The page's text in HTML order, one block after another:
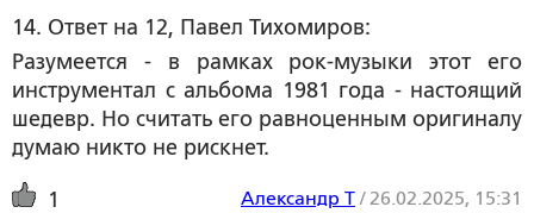
14. Ответ на 12, Павел Тихомиров:
Разумеется - в рамках рок-музыки этот его
инструментал с альбома 1981 года - настоящий
шедевр. Но считать его равноценным оригиналу
думаю никто не рискнет.
1 Александр Т/ 26.02.2025, 15:31